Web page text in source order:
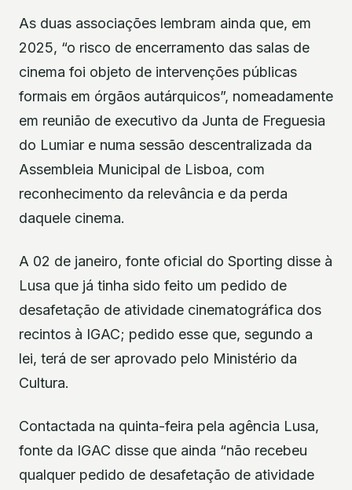
As duas associações lembram ainda que, em
2025, “o risco de encerramento das salas de
cinema foi objeto de intervenções públicas
formais em órgãos autárquicos”, nomeadamente
em reunião de executivo da Junta de Freguesia
do Lumiar e numa sessão descentralizada da
Assembleia Municipal de Lisboa, com
reconhecimento da relevância e da perda
daquele cinema.
A 02 de janeiro, fonte oficial do Sporting disse à
Lusa que já tinha sido feito um pedido de
desafetação de atividade cinematográfica dos
recintos à IGAC; pedido esse que, segundo a
lei, terá de ser aprovado pelo Ministério da
Cultura.
Contactada na quinta-feira pela agência Lusa,
fonte da IGAC disse que ainda “não recebeu
qualquer pedido de desafetação de atividade